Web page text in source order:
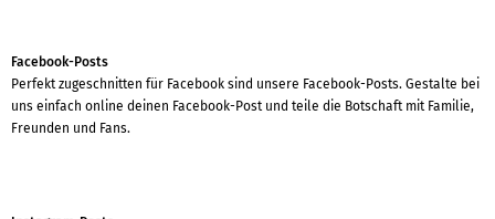
Facebook-Posts
Perfekt zugeschnitten für Facebook sind unsere Facebook-Posts. Gestalte bei
uns einfach online deinen Facebook-Post und teile die Botschaft mit Familie,
Freunden und Fans.